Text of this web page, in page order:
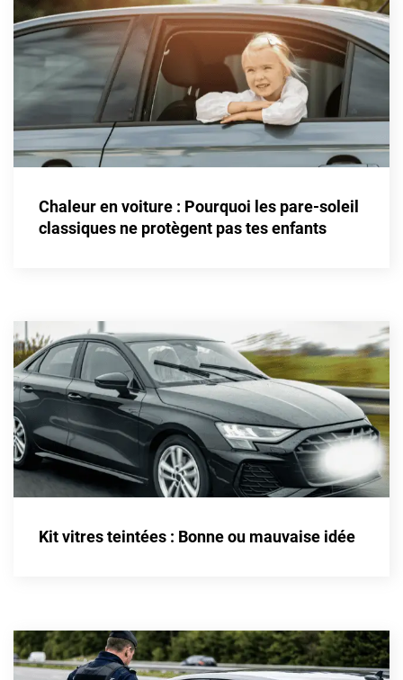
Bmw
Buick
Byd
Cadillac
Changan
Chevrolet
Chrysler
Dacia
Daewoo
Daihatsu
Dodge
Dongfeng
Fiat
Chaleur en voiture : Pourquoi les pare-soleil
classiques ne protègent pas tes enfants
Kit vitres teintées : Bonne ou mauvaise idée